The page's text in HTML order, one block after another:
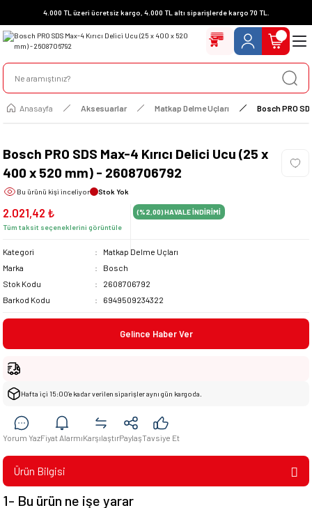
4.000 TL üzeri ücretsiz kargo, 4.000 TL altı siparişlerde kargo 70 TL.
Anasayfa Aksesuarlar Matkap Delme Uçları Bosch PRO
Bosch PRO SDS Max-4 Kırıcı Delici Ucu (25 x
400 x 520 mm) - 2608706792
Bu ürünü kişi inceliyor Stok Yok
2.021,42 ₺
Tüm taksit seçeneklerini görüntüle
(%2,00)HAVALE İNDİRİMİ
Kategori
Matkap Delme Uçları
Marka
Bosch
Stok Kodu
2608706792
Barkod Kodu
6949509234322
Gelince Haber Ver
Hafta içi 15:00’e kadar verilen siparişler aynı gün kargoda.
Yorum YazFiyat AlarmıKarşılaştırPaylaşTavsiye Et
Ürün Bilgisi
1- Bu ürün ne işe yarar